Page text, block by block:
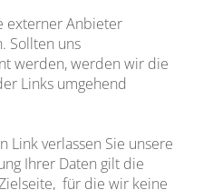
externer Anbieter
Sollten uns
werden, werden wir die
Links umgehend
Link verlassen Sie unsere
Ihrer Daten gilt die
für die wir keine